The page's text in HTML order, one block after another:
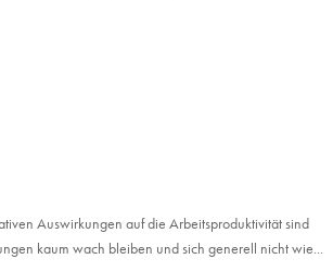
Auswirkungen auf die Arbeitsproduktivität sind
kaum wach bleiben und sich generell nicht wie...